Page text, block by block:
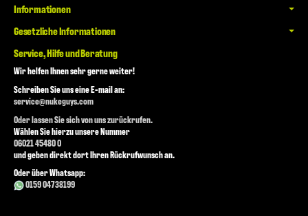
Informationen
Gesetzliche Informationen
Service, Hilfe und Beratung
Wir helfen Ihnen sehr gerne weiter!
Schreiben Sie uns eine E-mail an:
service@nukeguys.com
Oder lassen Sie sich von uns zurückrufen.
Wählen Sie hierzu unsere Nummer
06021 45480 0
und geben direkt dort Ihren Rückrufwunsch an.
Oder über Whatsapp:
0159 04738199